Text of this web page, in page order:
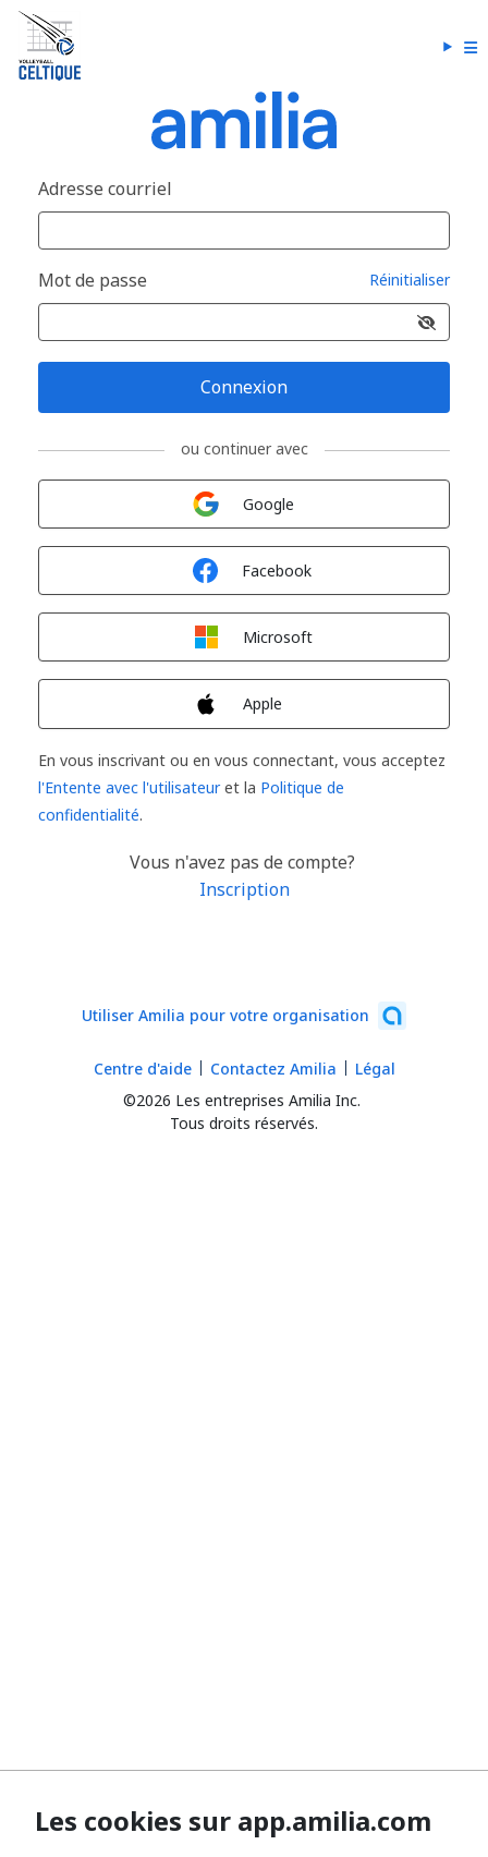
Adresse courriel
Mot de passe Réinitialiser
Connexion
ou continuer avec
Google
Facebook
Microsoft
Apple
En vous inscrivant ou en vous connectant, vous acceptez
l'Entente avec l'utilisateuret la Politique de
confidentialité.
Vous n'avez pas de compte?
Inscription
Utiliser Amilia pour votre organisation
©2026 Les entreprises Amilia Inc.
Tous droits réservés.
Centre d'aide Contactez Amilia Légal
Les cookies sur app.amilia.com